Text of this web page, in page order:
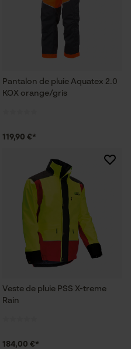
Pantalon de pluie Aquatex 2.0
KOX orange/gris
119,90 €*
Veste de pluie PSS X-treme
Rain
184,00 €*